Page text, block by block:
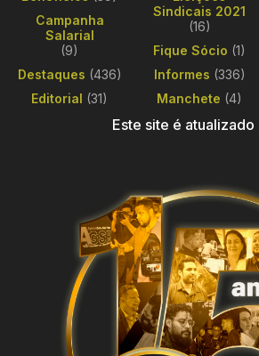
Campanha
Salarial
(9)
Destaques (436)
Editorial (31)
Sindicais 2021
(16)
Fique Sócio (1)
Informes (336)
Manchete (4)
Este site é atualizado